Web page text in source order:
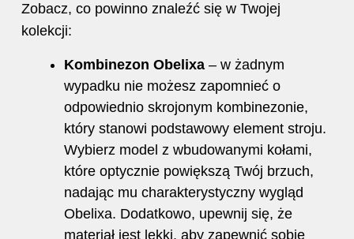
Zobacz, co powinno znaleźć się w Twojej
kolekcji:
Kombinezon Obelixa – w żadnym
wypadku nie możesz zapomnieć o
odpowiednio skrojonym kombinezonie,
który stanowi podstawowy element stroju.
Wybierz model z wbudowanymi kołami,
które optycznie powiększą Twój brzuch,
nadając mu charakterystyczny wygląd
Obelixa. Dodatkowo, upewnij się, że
materiał jest lekki, aby zapewnić sobie